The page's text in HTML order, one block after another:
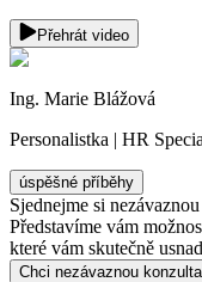
Přehrát video
Ing. Marie Blážová
Personalistka | HR
úspěšné příběhy
Sjednejme si
Představíme vám
které vám skutečně
Chci nezávaznou